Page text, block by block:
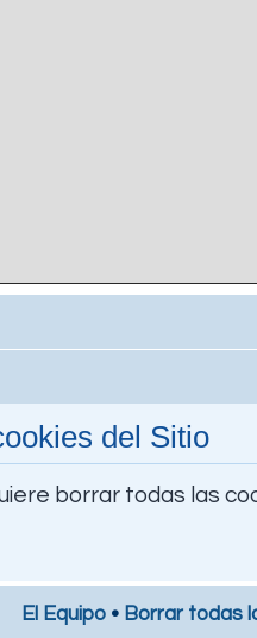
del Sitio
borrar todas las
El Equipo • Borrar todas